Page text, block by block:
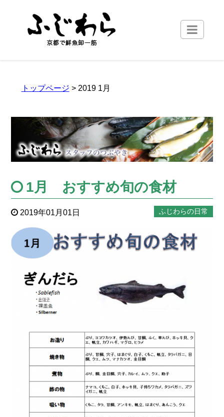
トップページ > 2019 1月
1月 おすすめ旬の食材
2019年01月01日 ふじわらの日常